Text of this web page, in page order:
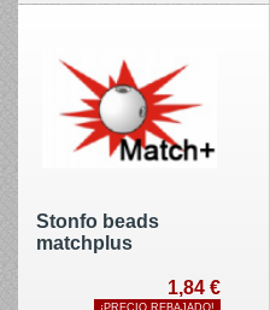
Stonfo beads
matchplus
1,84 €
¡PRECIO REBAJADO!